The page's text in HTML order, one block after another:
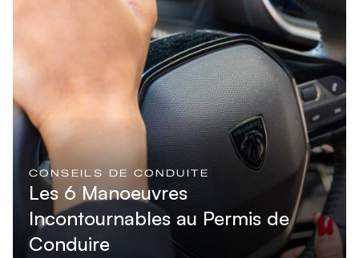
CONSEILS DE CONDUITE
Les 6 Manoeuvres
Incontournables au Permis de
Conduire